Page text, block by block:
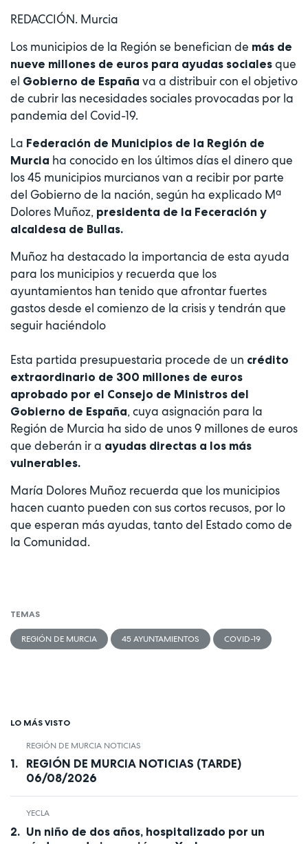
REDACCIÓN. Murcia
Los municipios de la Región se benefician de más de
nueve millones de euros para ayudas sociales que
el Gobierno de España va a distribuir con el objetivo
de cubrir las necesidades sociales provocadas por la
pandemia del Covid-19.
La Federación de Municipios de la Región de
Murcia ha conocido en los últimos días el dinero que
los 45 municipios murcianos van a recibir por parte
del Gobierno de la nación, según ha explicado Mª
Dolores Muñoz, presidenta de la Feceración y
alcaldesa de Bullas.
Muñoz ha destacado la importancia de esta ayuda
para los municipios y recuerda que los
ayuntamientos han tenido que afrontar fuertes
gastos desde el comienzo de la crisis y tendrán que
seguir haciéndolo
Esta partida presupuestaria procede de un crédito
extraordinario de 300 millones de euros
aprobado por el Consejo de Ministros del
Gobierno de España, cuya asignación para la
Región de Murcia ha sido de unos 9 millones de euros
que deberán ir a ayudas directas a los más
vulnerables.
María Dolores Muñoz recuerda que los municipios
hacen cuanto pueden con sus cortos recusos, por lo
que esperan más ayudas, tanto del Estado como de
la Comunidad.
TEMAS
REGIÓN DE MURCIA 45 AYUNTAMIENTOS COVID-19
LO MÁS VISTO
REGIÓN DE MURCIA NOTICIAS
REGIÓN DE MURCIA NOTICIAS (TARDE)
06/08/2026
YECLA
Un niño de dos años, hospitalizado por un